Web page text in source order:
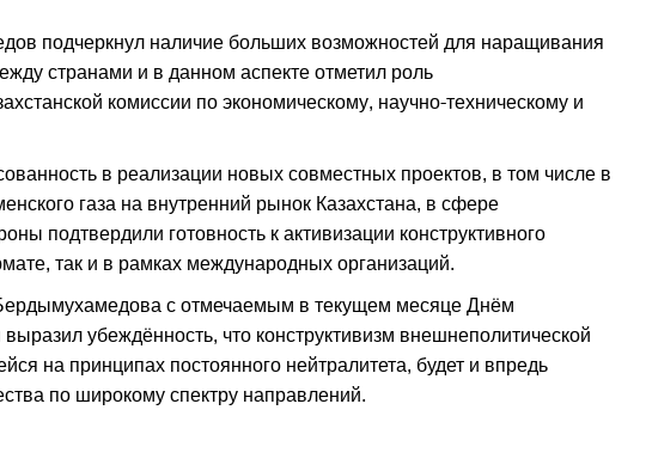
подчеркнул наличие больших возможностей для наращивания
странами и в данном аспекте отметил роль
комиссии по экономическому, научно-техническому и
в реализации новых совместных проектов, в том числе в
газа на внутренний рынок Казахстана, в сфере
подтвердили готовность к активизации конструктивного
так и в рамках международных организаций.
с отмечаемым в текущем месяце Днём
убеждённость, что конструктивизм внешнеполитической
на принципах постоянного нейтралитета, будет и впредь
по широкому спектру направлений.